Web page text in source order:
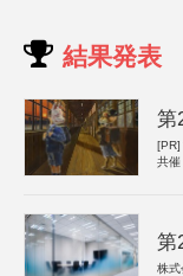
結果発表
第
[PR]
共催
第
株式